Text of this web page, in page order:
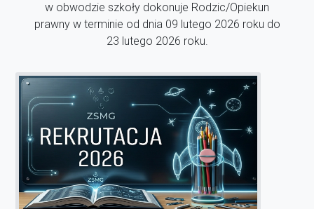
w obwodzie szkoły dokonuje Rodzic/Opiekun
prawny w terminie od dnia 09 lutego 2026 roku do
23 lutego 2026 roku.